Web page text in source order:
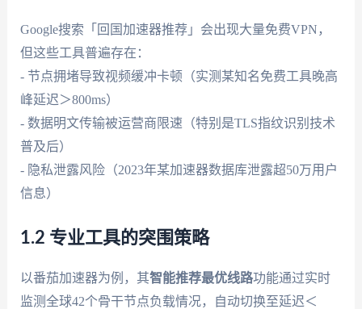
Google搜索「回国加速器推荐」会出现大量免费VPN，
但这些工具普遍存在：
- 节点拥堵导致视频缓冲卡顿（实测某知名免费工具晚高
峰延迟＞800ms）
- 数据明文传输被运营商限速（特别是TLS指纹识别技术
普及后）
- 隐私泄露风险（2023年某加速器数据库泄露超50万用户
信息）
1.2 专业工具的突围策略
以番茄加速器为例，其智能推荐最优线路功能通过实时
监测全球42个骨干节点负载情况，自动切换至延迟＜